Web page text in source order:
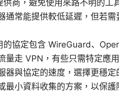
商，避免使用來路不明的工
通常能提供較低延遲，但若
協定包含 WireGuard、
量走 VPN，有些只需特定應
器與協定的速度，選擇更穩定
最小資料收集的方案，以保護